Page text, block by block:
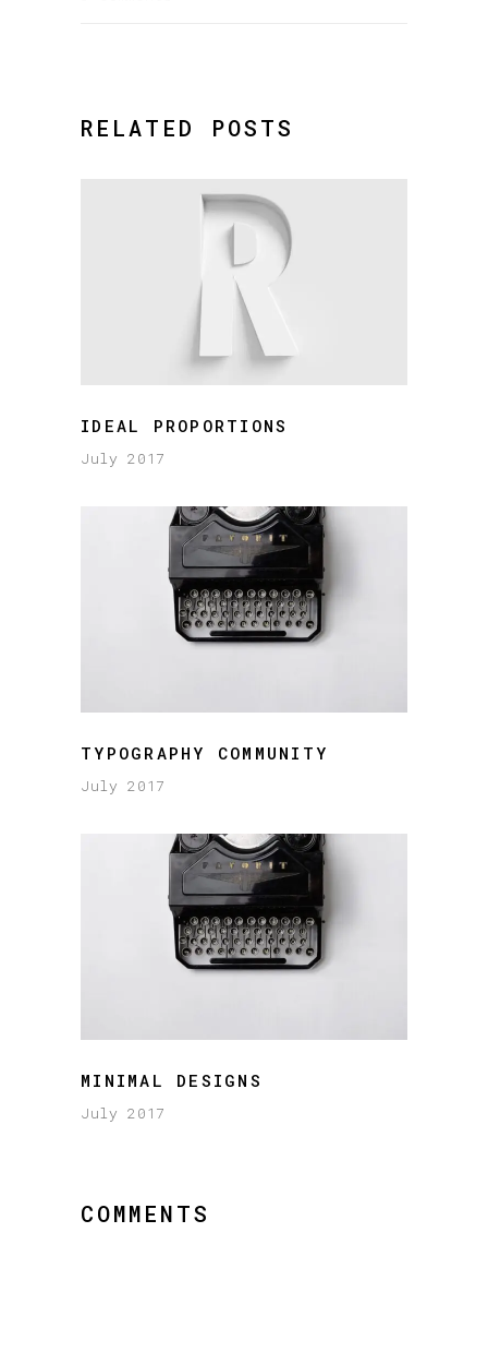
RELATED POSTS
IDEAL PROPORTIONS
July 2017
TYPOGRAPHY COMMUNITY
July 2017
MINIMAL DESIGNS
July 2017
COMMENTS